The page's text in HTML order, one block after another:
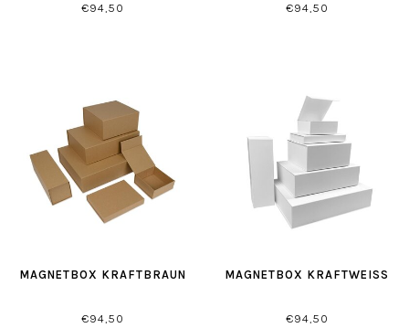
€94,50
€94,50
MAGNETBOX KRAFTBRAUN
€94,50
MAGNETBOX KRAFTWEISS
€94,50